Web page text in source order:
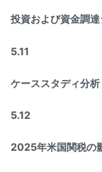
投資および資金調
5.11
ケーススタディ分析
5.12
2025年米国関税の